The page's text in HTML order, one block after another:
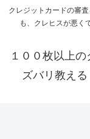
クレジットカードの審
も、クレヒスが悪く
１００枚以上
ズバリ教え